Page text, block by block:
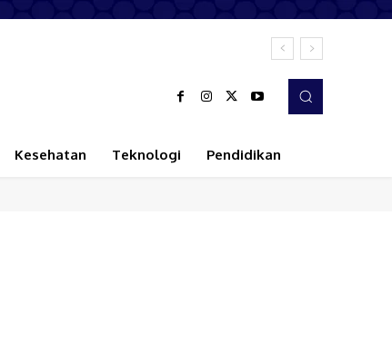
Kesehatan Teknologi Pendidikan